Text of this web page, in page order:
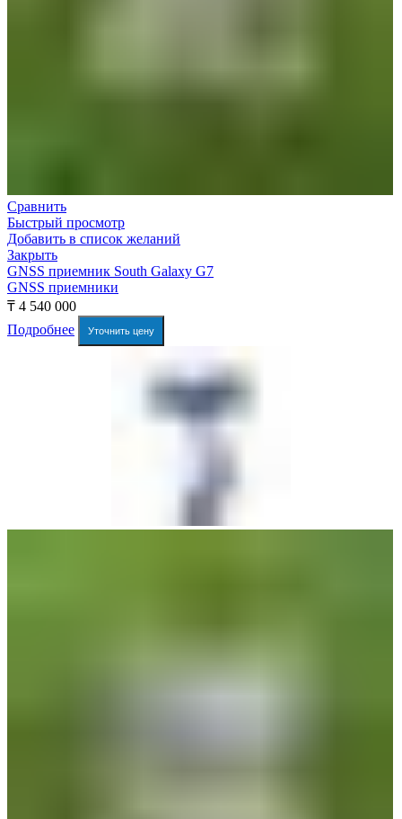
Сравнить
Быстрый просмотр
Добавить в список желаний
Закрыть
GNSS приемник South Galaxy G7
GNSS приемники
₸ 4 540 000
Подробнее
Уточнить цену